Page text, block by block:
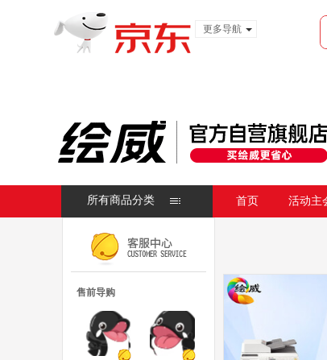
更多导航
所有商品分类 首页 活动主
售前导购